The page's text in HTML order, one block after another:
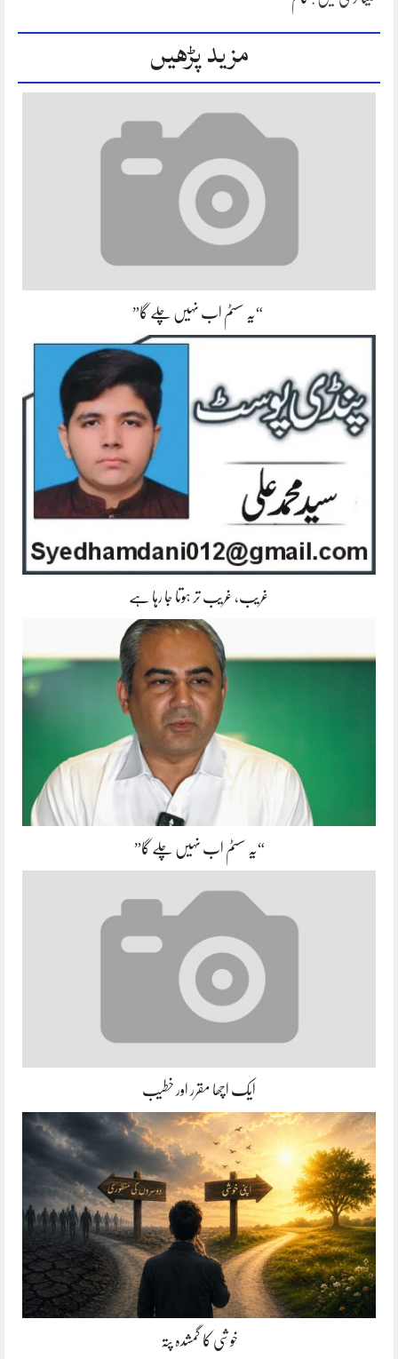
مزید پڑھیں
“یہ سسٹم اب نہیں چلے گا”
غریب، غریب تر ہوتا جا رہا ہے
“یہ سسٹم اب نہیں چلے گا”
ایک اچھا مقرر اور خطیب
خوشی کا گمشدہ پتہ